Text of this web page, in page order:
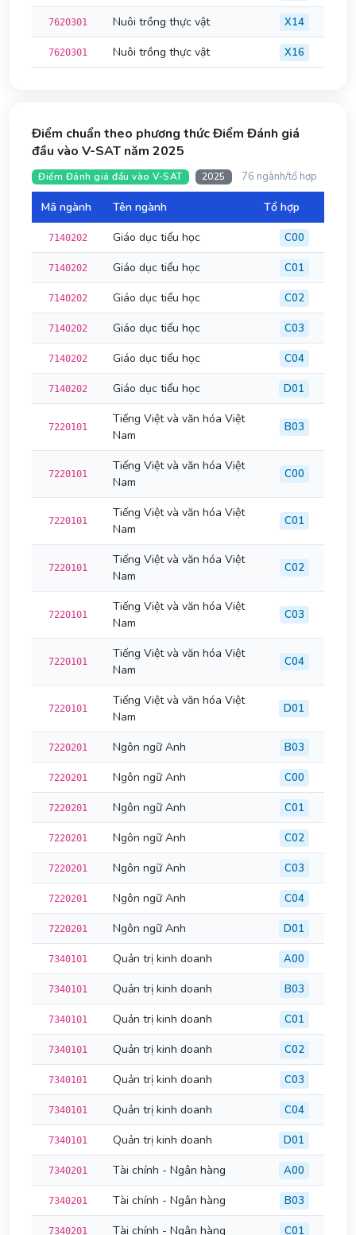
7620301 Nuôi trồng thực vật X14
7620301 Nuôi trồng thực vật X16
Điểm chuẩn theo phương thức Điểm Đánh giá
đầu vào V-SAT năm 2025
Điểm Đánh giá đầu vào V-SAT 2025 76 ngành/tổ hợp
Mã ngành Tên ngành Tổ hợp
7140202 Giáo dục tiểu học C00
7140202 Giáo dục tiểu học C01
7140202 Giáo dục tiểu học C02
7140202 Giáo dục tiểu học C03
7140202 Giáo dục tiểu học C04
7140202 Giáo dục tiểu học D01
7220101
Tiếng Việt và văn hóa Việt
Nam
B03
7220101
Tiếng Việt và văn hóa Việt
Nam
C00
7220101
Tiếng Việt và văn hóa Việt
Nam
C01
7220101
Tiếng Việt và văn hóa Việt
Nam
C02
7220101
Tiếng Việt và văn hóa Việt
Nam
C03
7220101
Tiếng Việt và văn hóa Việt
Nam
C04
7220101
Tiếng Việt và văn hóa Việt
Nam
D01
7220201 Ngôn ngữ Anh B03
7220201 Ngôn ngữ Anh C00
7220201 Ngôn ngữ Anh C01
7220201 Ngôn ngữ Anh C02
7220201 Ngôn ngữ Anh C03
7220201 Ngôn ngữ Anh C04
7220201 Ngôn ngữ Anh D01
7340101 Quản trị kinh doanh A00
7340101 Quản trị kinh doanh B03
7340101 Quản trị kinh doanh C01
7340101 Quản trị kinh doanh C02
7340101 Quản trị kinh doanh C03
7340101 Quản trị kinh doanh C04
7340101 Quản trị kinh doanh D01
7340201 Tài chính - Ngân hàng A00
7340201 Tài chính - Ngân hàng B03
7340201 Tài chính - Ngân hàng C01